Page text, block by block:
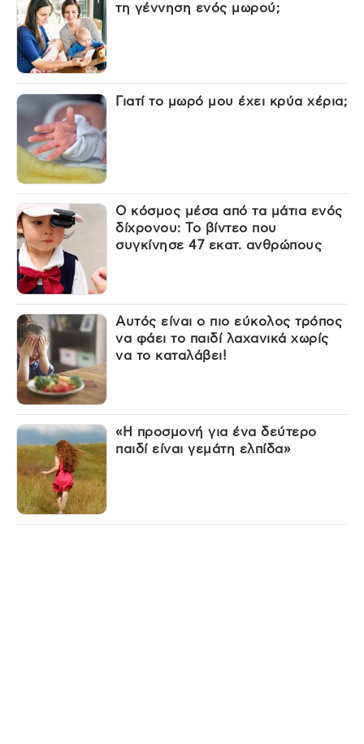
τη γέννηση ενός μωρού;
Γιατί το μωρό μου έχει κρύα χέρια;
Ο κόσμος μέσα από τα μάτια ενός
δίχρονου: Το βίντεο που
συγκίνησε 47 εκατ. ανθρώπους
Αυτός είναι ο πιο εύκολος τρόπος
να φάει το παιδί λαχανικά χωρίς
να το καταλάβει!
«Η προσμονή για ένα δεύτερο
παιδί είναι γεμάτη ελπίδα»